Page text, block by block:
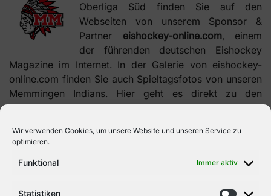
Wir verwenden Cookies, um unsere Website und unseren Service zu
optimieren.
Funktional Immer aktiv
Statistiken
Oberliga Süd finden Sie auf den
Webseiten von unserem Sponsor &
Partner eishockey-online.com, einem
der führenden deutschen Eishockey
Magazine im Internet. In der Galerie von eishockey-
online.com finden Sie auch Spieltagsfotos von unseren
Memmingen Indians. Hier geht es direkt zu den
Eishockey Bildern.